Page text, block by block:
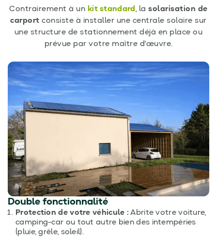
Contrairement à un kit standard, lasolarisation de
carportconsiste à installer une centrale solaire sur
une structure de stationnement déjà en place ou
prévue par votre maître d'œuvre.
Double fonctionnalité
Protection de votre véhicule :Abrite votre voiture,
camping-car ou tout autre bien des intempéries
(pluie, grêle, soleil).